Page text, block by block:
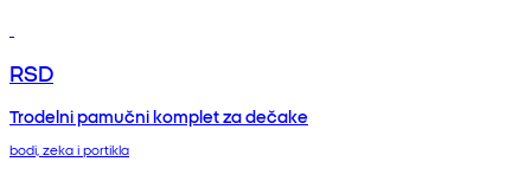
RSD
Trodelni pamučni komplet za dečake
bodi, zeka i portikla